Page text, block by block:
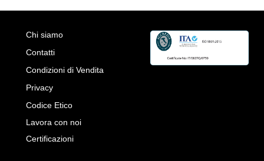
Chi siamo
Contatti
Condizioni di Vendita
Privacy
Codice Etico
Lavora con noi
Certificazioni